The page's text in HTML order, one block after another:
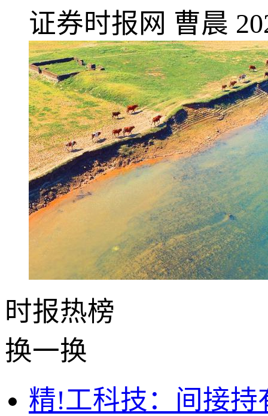
证券时报网 曹晨
时报热榜
换一换
精!工科技：间接持